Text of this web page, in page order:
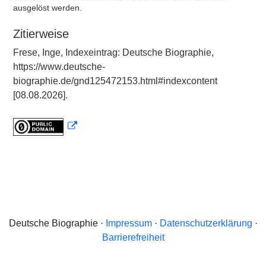
ausgelöst werden.
Zitierweise
Frese, Inge, Indexeintrag: Deutsche Biographie,
https://www.deutsche-
biographie.de/gnd125472153.html#indexcontent
[08.08.2026].
Deutsche Biographie · Impressum· Datenschutzerklärung ·
Barrierefreiheit